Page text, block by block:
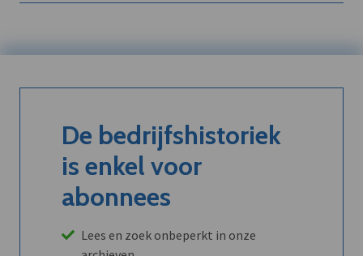
De bedrijfshistoriek
is enkel voor
abonnees
Lees en zoek onbeperkt in onze